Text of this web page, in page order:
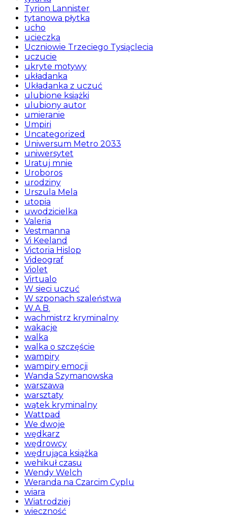
Tyrion Lannister
tytanowa płytka
ucho
ucieczka
Uczniowie Trzeciego Tysiąclecia
uczucie
ukryte motywy
układanka
Układanka z uczuć
ulubione książki
ulubiony autor
umieranie
Umpiri
Uncategorized
Uniwersum Metro 2033
uniwersytet
Uratuj mnie
Uroboros
urodziny
Urszula Mela
utopia
uwodzicielka
Valeria
Vestmanna
Vi Keeland
Victoria Hislop
Videograf
Violet
Virtualo
W sieci uczuć
W szponach szaleństwa
W.A.B.
wachmistrz kryminalny
wakacje
walka
walka o szczęście
wampiry
wampiry emocji
Wanda Szymanowska
warszawa
warsztaty
wątek kryminalny
Wattpad
We dwoje
wędkarz
wędrowcy
wędrująca książka
wehikuł czasu
Wendy Welch
Weranda na Czarcim Cyplu
wiara
Wiatrodziej
wieczność